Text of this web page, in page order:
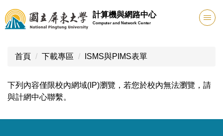
跳
到
主
計算機與網路中心
Computer and Network Center
首頁 下載專區 ISMS與PIMS表單
下列內容僅限校內網域(IP)瀏覽，若您於校內無法瀏覽，請
與計網中心聯繫。